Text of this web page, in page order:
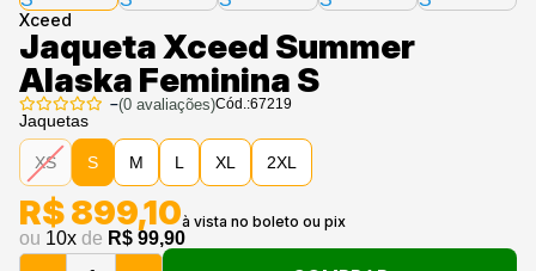
Xceed
Jaqueta Xceed Summer
Alaska Feminina S
–(0avaliações)Cód.:67219
Jaquetas
XS S M L XL 2XL
ou 10x de R$ 99,90
R$ 899,10